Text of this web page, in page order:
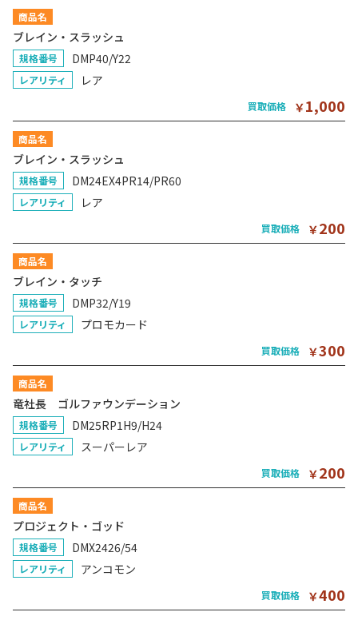
商品名
ブレイン・スラッシュ
規格番号 DMP40/Y22
レアリティ レア
買取価格 ￥1,000
商品名
ブレイン・スラッシュ
規格番号 DM24EX4PR14/PR60
レアリティ レア
買取価格 ￥200
商品名
ブレイン・タッチ
規格番号 DMP32/Y19
レアリティ プロモカード
買取価格 ￥300
商品名
竜社長 ゴルファウンデーション
規格番号 DM25RP1H9/H24
レアリティ スーパーレア
買取価格 ￥200
商品名
プロジェクト・ゴッド
規格番号 DMX2426/54
レアリティ アンコモン
買取価格 ￥400